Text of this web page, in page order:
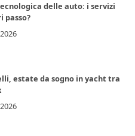
delle auto: i servizi
passo?
estate da sogno in yacht tra